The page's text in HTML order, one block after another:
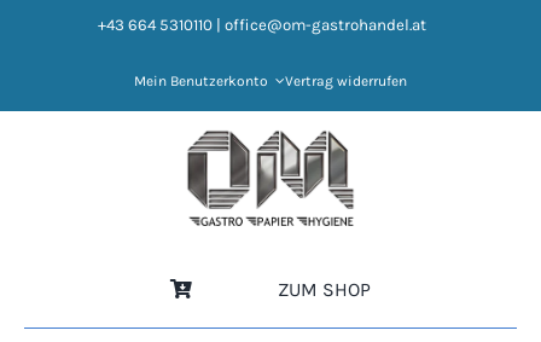
+43 664 5310110 office@om-gastrohandel.at
Mein Benutzerkonto Vertrag widerrufen
ZUM SHOP